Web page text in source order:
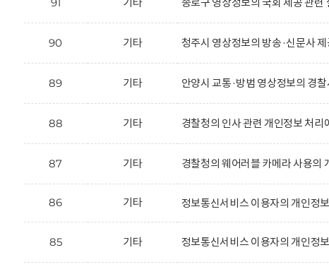
90 기타 청주시 영상정보의 방송·신문사 제
89 기타 안양시 교통·방범 영상정보의 경
88 기타 경찰청의 인사 관련 개인정보 처리
87 기타 경찰청의 웨어러블 카메라 사용의
86 기타 정보통신서비스 이용자의 개인정
85 기타 정보통신서비스 이용자의 개인정